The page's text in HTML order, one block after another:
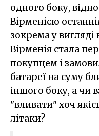
одного боку,
Вірменією
зокрема у
Вірменія стала
покупцем і
батареї на суму
іншого боку, а чи
"вливати" хоч
літаки?